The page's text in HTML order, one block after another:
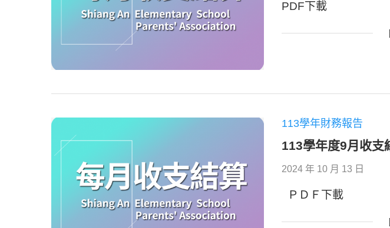
PDF下載
113學年財務報告
113學年度9月收支
2024 年 10 月 13 日
ＰＤＦ下載